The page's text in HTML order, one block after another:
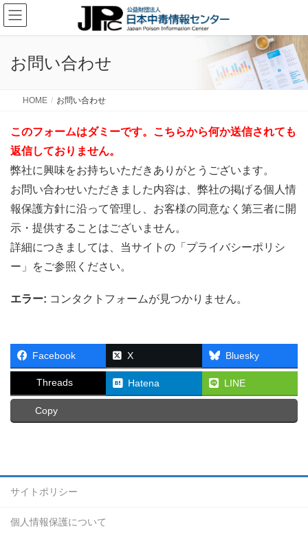
お問い合わせ
HOME お問い合わせ
このフォームはダミーです。こちらから何か送信されても
返信しておりません。
弊社に興味をお持ちいただきありがとうございます。
お問い合わせいただきました内容は、弊社の掲げる個人情
報保護方針に沿って管理し、お客様の同意なく第三者に開
示・提供することはございません。
詳細につきましては、当サイトの「プライバシーポリシ
ー」をご参照ください。
エラー: コンタクトフォームが見つかりません。
Facebook X Bluesky
Threads Hatena LINE
Copy
サイトポリシー
個人情報保護について